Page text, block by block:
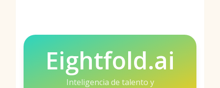
Eightfold.ai
Inteligencia de talento y